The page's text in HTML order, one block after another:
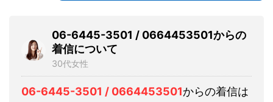
06-6445-3501 / 0664453501からの
着信について
30代女性
06-6445-3501 / 0664453501からの着信は